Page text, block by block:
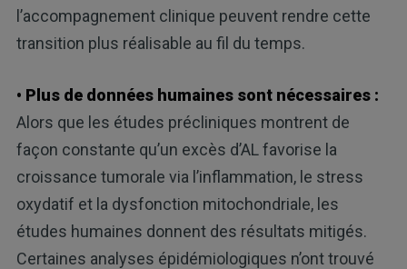
l’accompagnement clinique peuvent rendre cette
transition plus réalisable au fil du temps.
• Plus de données humaines sont nécessaires :
Alors que les études précliniques montrent de
façon constante qu’un excès d’AL favorise la
croissance tumorale via l’inflammation, le stress
oxydatif et la dysfonction mitochondriale, les
études humaines donnent des résultats mitigés.
Certaines analyses épidémiologiques n’ont trouvé